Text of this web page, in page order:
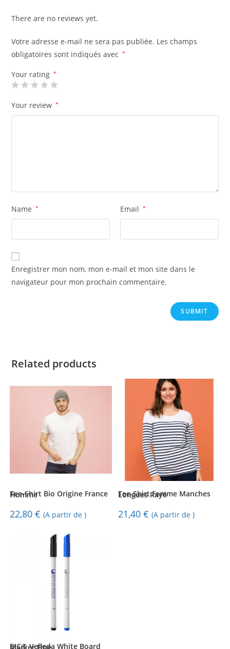
There are no reviews yet.
Votre adresse e-mail ne sera pas publiée. Les champs
obligatoires sont indiqués avec
*
Your rating *
Your review *
Name * Email *
Enregistrer mon nom, mon e-mail et mon site dans le
navigateur pour mon prochain commentaire.
Related products
Tee-Shirt Bio Origine France Homme
22,80 € (A partir de )
Tee-Shirt Femme Manches Longues Rayé
21,40€ (A partir de )